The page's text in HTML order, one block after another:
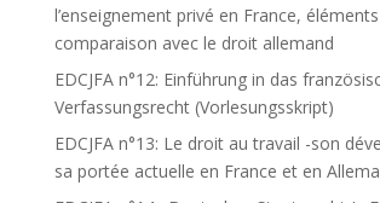
l’enseignement privé en France,
comparaison avec le droit allemand
EDCJFA n°12: Einführung in das
Verfassungsrecht (Vorlesungsskript)
EDCJFA n°13: Le droit au travail -son
sa portée actuelle en France et en